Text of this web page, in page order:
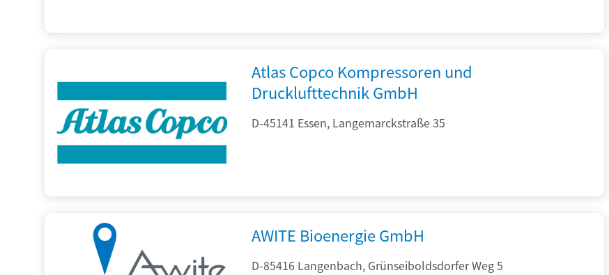
Atlas Copco Kompressoren und
Drucklufttechnik GmbH
D-45141 Essen, Langemarckstraße 35
AWITE Bioenergie GmbH
D-85416 Langenbach, Grünseiboldsdorfer Weg 5